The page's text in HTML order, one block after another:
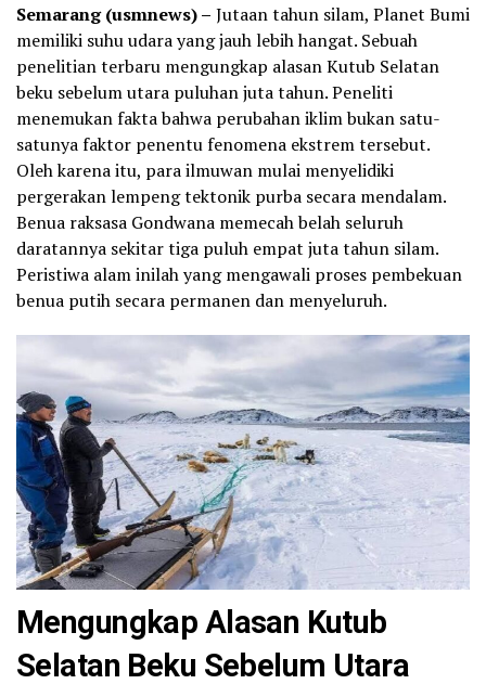
Semarang (usmnews) – Jutaan tahun silam, Planet Bumi
memiliki suhu udara yang jauh lebih hangat. Sebuah
penelitian terbaru mengungkap alasan Kutub Selatan
beku sebelum utara puluhan juta tahun. Peneliti
menemukan fakta bahwa perubahan iklim bukan satu-
satunya faktor penentu fenomena ekstrem tersebut.
Oleh karena itu, para ilmuwan mulai menyelidiki
pergerakan lempeng tektonik purba secara mendalam.
Benua raksasa Gondwana memecah belah seluruh
daratannya sekitar tiga puluh empat juta tahun silam.
Peristiwa alam inilah yang mengawali proses pembekuan
benua putih secara permanen dan menyeluruh.
Mengungkap Alasan Kutub
Selatan Beku Sebelum Utara